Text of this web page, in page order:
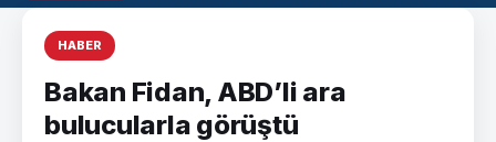
HABER
Bakan Fidan, ABD’li ara
bulucularla görüştü